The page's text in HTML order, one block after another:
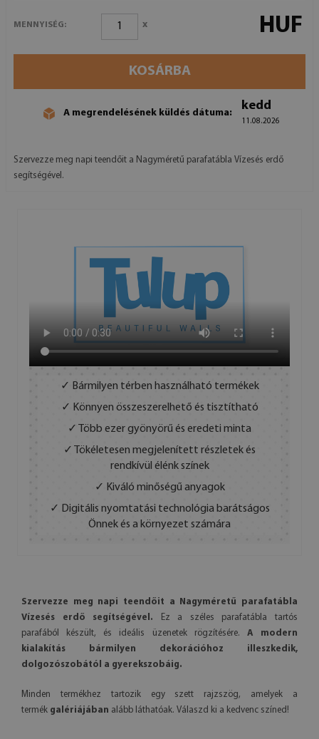
MENNYISÉG: x HUF
KOSÁRBA
A megrendelésének küldés dátuma:
kedd
11.08.2026
Szervezze meg napi teendőit a Nagyméretű parafatábla Vízesés erdő
segítségével.
✓ Bármilyen térben használható termékek
✓ Könnyen összeszerelhető és tisztítható
✓ Több ezer gyönyörű és eredeti minta
✓ Tökéletesen megjelenített részletek és
rendkívül élénk színek
✓ Kiváló minőségű anyagok
✓ Digitális nyomtatási technológia barátságos
Önnek és a környezet számára
Szervezze meg napi teendőit a Nagyméretű parafatábla
Vízesés erdő segítségével. Ez a széles parafatábla tartós
parafából készült, és ideális üzenetek rögzítésére. A modern
kialakítás bármilyen dekorációhoz illeszkedik,
dolgozószobától a gyerekszobáig.
Minden termékhez tartozik egy szett rajzszög, amelyek a
termék galériájában alább láthatóak. Válaszd ki a kedvenc színed!